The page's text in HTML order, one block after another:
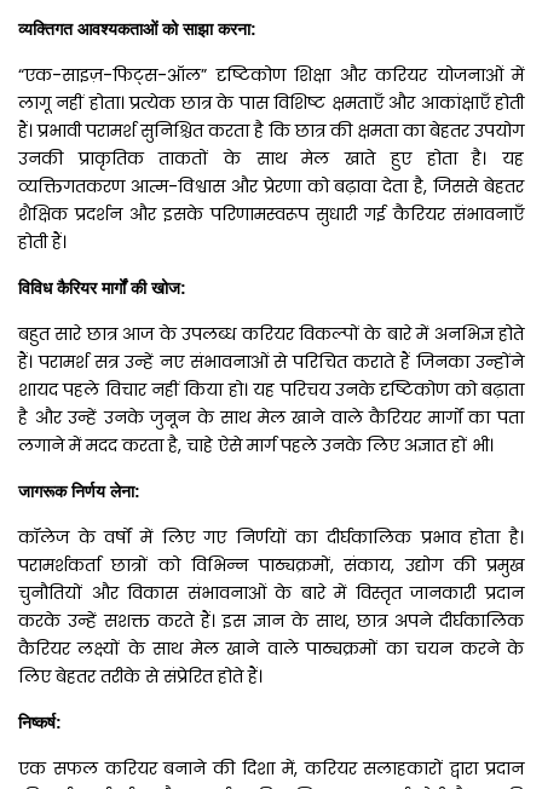
व्यक्तिगत आवश्यकताओं को साझा करना:
“एक-साइज़-फिट्स-ऑल” दृष्टिकोण शिक्षा और करियर योजनाओं में
लागू नहीं होता। प्रत्येक छात्र के पास विशिष्ट क्षमताएँ और आकांक्षाएँ होती
हैं। प्रभावी परामर्श सुनिश्चित करता है कि छात्र की क्षमता का बेहतर उपयोग
उनकी प्राकृतिक ताकतों के साथ मेल खाते हुए होता है। यह
व्यक्तिगतकरण आत्म-विश्वास और प्रेरणा को बढ़ावा देता है, जिससे बेहतर
शैक्षिक प्रदर्शन और इसके परिणामस्वरूप सुधारी गई कैरियर संभावनाएँ
होती हैं।
विविध कैरियर मार्गों की खोज:
बहुत सारे छात्र आज के उपलब्ध करियर विकल्पों के बारे में अनभिज्ञ होते
हैं। परामर्श सत्र उन्हें नए संभावनाओं से परिचित कराते हैं जिनका उन्होंने
शायद पहले विचार नहीं किया हो। यह परिचय उनके दृष्टिकोण को बढ़ाता
है और उन्हें उनके जुनून के साथ मेल खाने वाले कैरियर मार्गों का पता
लगाने में मदद करता है, चाहे ऐसे मार्ग पहले उनके लिए अज्ञात हों भी।
जागरूक निर्णय लेना:
कॉलेज के वर्षों में लिए गए निर्णयों का दीर्घकालिक प्रभाव होता है।
परामर्शकर्ता छात्रों को विभिन्न पाठ्यक्रमों, संकाय, उद्योग की प्रमुख
चुनौतियों और विकास संभावनाओं के बारे में विस्तृत जानकारी प्रदान
करके उन्हें सशक्त करते हैं। इस ज्ञान के साथ, छात्र अपने दीर्घकालिक
कैरियर लक्ष्यों के साथ मेल खाने वाले पाठ्यक्रमों का चयन करने के
लिए बेहतर तरीके से संप्रेरित होते हैं।
निष्कर्ष:
एक सफल करियर बनाने की दिशा में, करियर सलाहकारों द्वारा प्रदान